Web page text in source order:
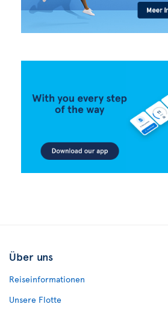
Über uns
Reiseinformationen
Unsere Flotte